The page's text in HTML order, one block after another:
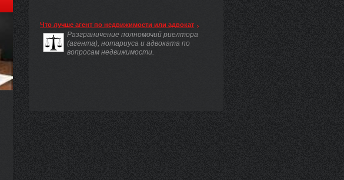
Что лучше агент по недвижимости или адвокат
Разграничение полномочий риелтора
(агента), нотариуса и адвоката по
вопросам недвижимости.